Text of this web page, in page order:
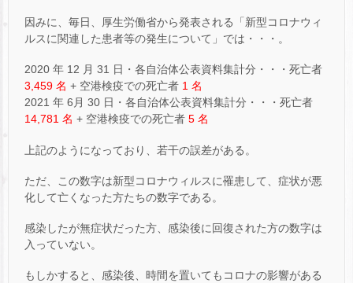
因みに、毎日、厚生労働省から発表される「新型コロナウィ
ルスに関連した患者等の発生について」では・・・。
2020 年 12 月 31 日・各自治体公表資料集計分・・・死亡者
3,459 名 + 空港検疫での死亡者 1 名
2021 年 6月 30 日・各自治体公表資料集計分・・・死亡者
14,781 名 + 空港検疫での死亡者 5 名
上記のようになっており、若干の誤差がある。
ただ、この数字は新型コロナウィルスに罹患して、症状が悪
化して亡くなった方たちの数字である。
感染したが無症状だった方、感染後に回復された方の数字は
入っていない。
もしかすると、感染後、時間を置いてもコロナの影響がある